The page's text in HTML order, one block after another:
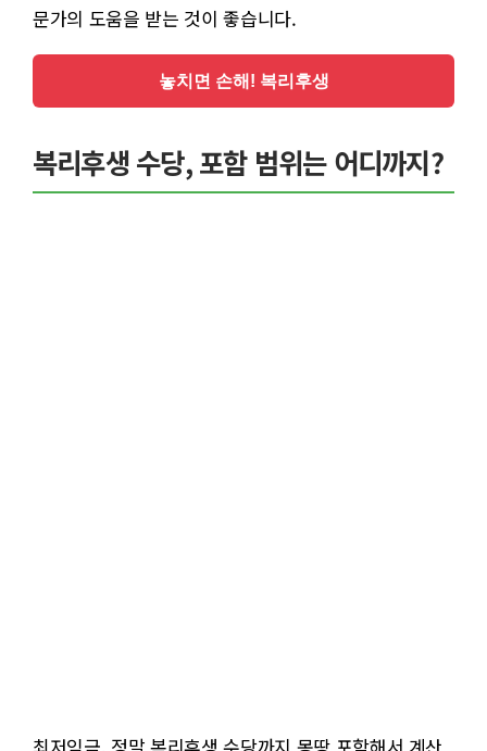
문가의 도움을 받는 것이 좋습니다.
놓치면 손해! 복리후생
복리후생 수당, 포함 범위는 어디까지?